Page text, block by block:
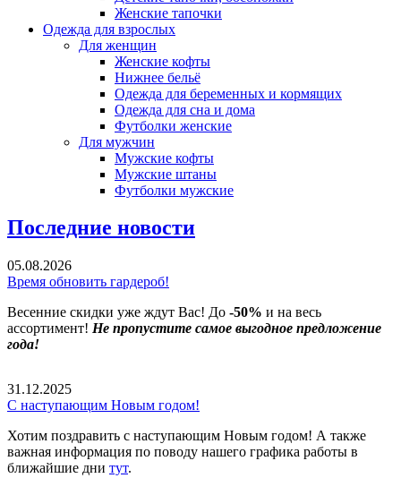
Женские тапочки
Одежда для взрослых
Для женщин
Женские кофты
Нижнее бельё
Одежда для беременных и кормящих
Одежда для сна и дома
Футболки женские
Для мужчин
Мужские кофты
Мужские штаны
Футболки мужские
Последние новости
05.08.2026
Время обновить гардероб!
Весенние скидки уже ждут Вас! До -50% и на весь
ассортимент! Не пропустите самое выгодное предложение
года!
31.12.2025
С наступающим Новым годом!
Хотим поздравить с наступающим Новым годом! А также
важная информация по поводу нашего графика работы в
ближайшие дни тут.